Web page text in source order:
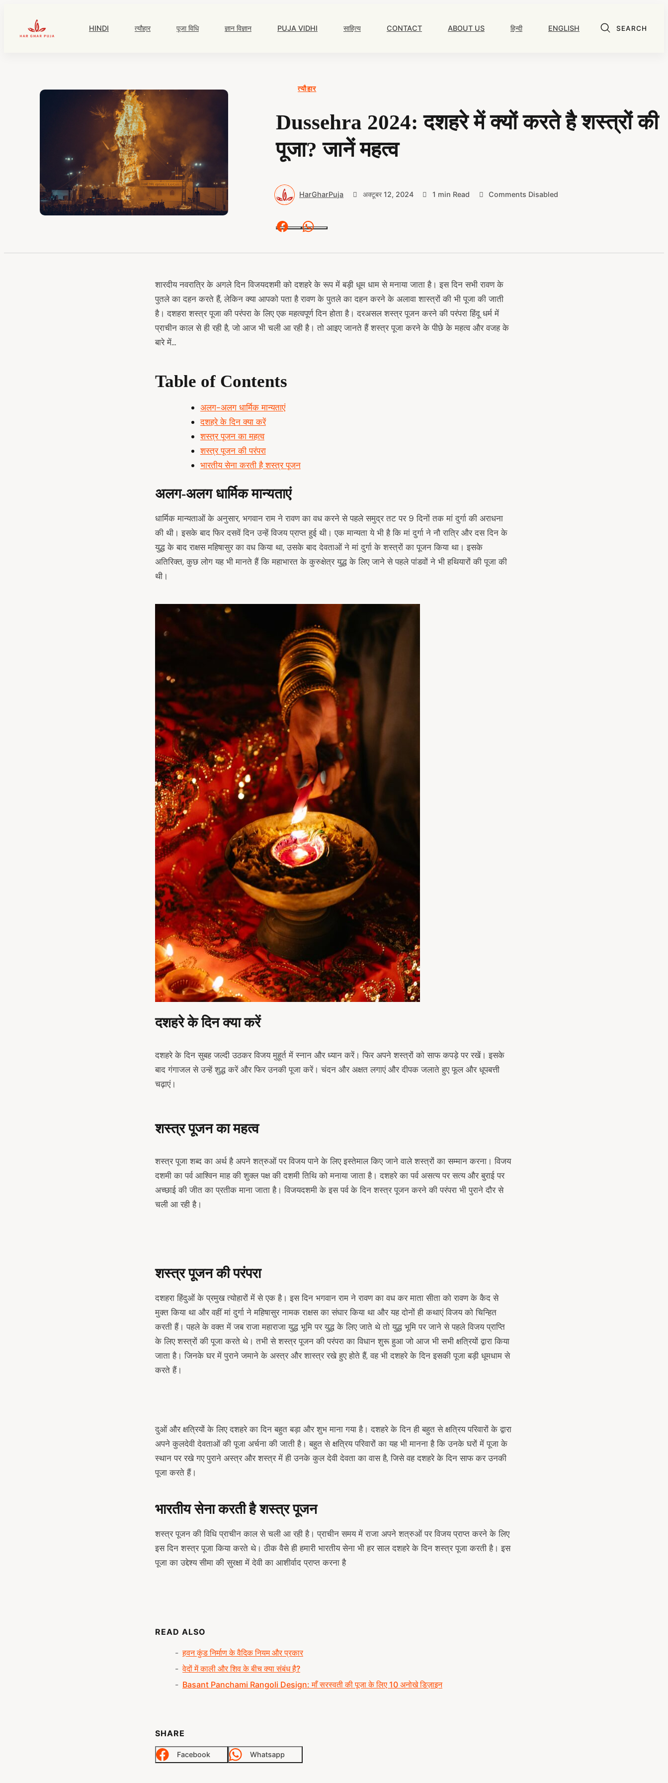
contentHarGharPuja
Navigation
HINDI त्यौहार पूजा विधि ज्ञान विज्ञान PUJA VIDHI साहित्य CONTACT ABOUT US हिन्दी ENGLISH SEARCH
त्यौहार
Dussehra 2024: दशहरे में क्यों करते है शस्त्रों की
पूजा? जानें महत्व
HarGharPuja अक्टूबर 12, 2024 1 min Read Comments Disabled
Facebook
शारदीय नवरात्रि के अगले दिन विजयदशमी को दशहरे के रूप में बड़ी धूम धाम से मनाया जाता है। इस दिन सभी रावण के
पुतले का दहन करते हैं, लेकिन क्या आपको पता है रावण के पुतले का दहन करने के अलावा शास्त्रों की भी पूजा की जाती
है। दशहरा शस्त्र पूजा की परंपरा के लिए एक महत्वपूर्ण दिन होता है। दरअसल शस्त्र पूजन करने की परंपरा हिंदू धर्म में
प्राचीन काल से ही रही है, जो आज भी चली आ रही है। तो आइए जानते हैं शस्त्र पूजा करने के पीछे के महत्व और वजह के
बारे में…
Table of Contents
अलग-अलग धार्मिक मान्यताएं
दशहरे के दिन क्या करें
शस्त्र पूजन का महत्व
शस्त्र पूजन की परंपरा
भारतीय सेना करती है शस्त्र पूजन
अलग-अलग धार्मिक मान्यताएं
धार्मिक मान्यताओं के अनुसार, भगवान राम ने रावण का वध करने से पहले समुद्र तट पर 9 दिनों तक मां दुर्गा की अराधना
की थी। इसके बाद फिर दसवें दिन उन्हें विजय प्राप्त हुई थी। एक मान्यता ये भी है कि मां दुर्गा ने नौ रात्रि और दस दिन के
युद्ध के बाद राक्षस महिषासुर का वध किया था, उसके बाद देवताओं ने मां दुर्गा के शस्त्रों का पूजन किया था। इसके
अतिरिक्त, कुछ लोग यह भी मानते हैं कि महाभारत के कुरुक्षेत्र युद्ध के लिए जाने से पहले पांडवों ने भी हथियारों की पूजा की
थी।
दशहरे के दिन क्या करें
दशहरे के दिन सुबह जल्दी उठकर विजय मुहूर्त में स्नान और ध्यान करें। फिर अपने शस्त्रों को साफ कपड़े पर रखें। इसके
बाद गंगाजल से उन्हें शुद्ध करें और फिर उनकी पूजा करें। चंदन और अक्षत लगाएं और दीपक जलाते हुए फूल और धूपबत्ती
चढ़ाएं।
शस्त्र पूजन का महत्व
शस्त्र पूजा शब्द का अर्थ है अपने शत्रुओं पर विजय पाने के लिए इस्तेमाल किए जाने वाले शस्त्रों का सम्मान करना। विजय
दशमी का पर्व आश्विन माह की शुक्ल पक्ष की दशमी तिथि को मनाया जाता है। दशहरे का पर्व असत्य पर सत्य और बुराई पर
अच्छाई की जीत का प्रतीक माना जाता है। विजयदशमी के इस पर्व के दिन शस्त्र पूजन करने की परंपरा भी पुराने दौर से
चली आ रही है।
शस्त्र पूजन की परंपरा
दशहरा हिंदुओं के प्रमुख त्योहारों में से एक है। इस दिन भगवान राम ने रावण का वध कर माता सीता को रावण के कैद से
मुक्त किया था और वहीं मां दुर्गा ने महिषासुर नामक राक्षस का संघार किया था और यह दोनों ही कथाएं विजय को चिन्हित
करती हैं। पहले के वक्त में जब राजा महाराजा युद्ध भूमि पर युद्ध के लिए जाते थे तो युद्ध भूमि पर जाने से पहले विजय प्राप्ति
के लिए शस्त्रों की पूजा करते थे। तभी से शस्त्र पूजन की परंपरा का विधान शुरू हुआ जो आज भी सभी क्षत्रियों द्वारा किया
जाता है। जिनके घर में पुराने जमाने के अस्त्र और शास्त्र रखे हुए होते हैं, वह भी दशहरे के दिन इसकी पूजा बड़ी धूमधाम से
करते हैं।
दुओं और क्षत्रियों के लिए दशहरे का दिन बहुत बड़ा और शुभ माना गया है। दशहरे के दिन ही बहुत से क्षत्रिय परिवारों के द्वारा
अपने कुलदेवी देवताओं की पूजा अर्चना की जाती है। बहुत से क्षत्रिय परिवारों का यह भी मानना है कि उनके घरों में पूजा के
स्थान पर रखे गए पुराने अस्त्र और शस्त्र में ही उनके कुल देवी देवता का वास है, जिसे वह दशहरे के दिन साफ कर उनकी
पूजा करते हैं।
भारतीय सेना करती है शस्त्र पूजन
शस्त्र पूजन की विधि प्राचीन काल से चली आ रही है। प्राचीन समय में राजा अपने शत्रुओं पर विजय प्राप्त करने के लिए
इस दिन शस्त्र पूजा किया करते थे। ठीक वैसे ही हमारी भारतीय सेना भी हर साल दशहरे के दिन शस्त्र पूजा करती है। इस
पूजा का उद्देश्य सीमा की सुरक्षा में देवी का आशीर्वाद प्राप्त करना है
READ ALSO
हवन कुंड निर्माण के वैदिक नियम और प्रकार
वेदों में काली और शिव के बीच क्या संबंध है?
Basant Panchami Rangoli Design: माँ सरस्वती की पूजा के लिए 10 अनोखे डिज़ाइन
SHARE
Facebook Whatsapp